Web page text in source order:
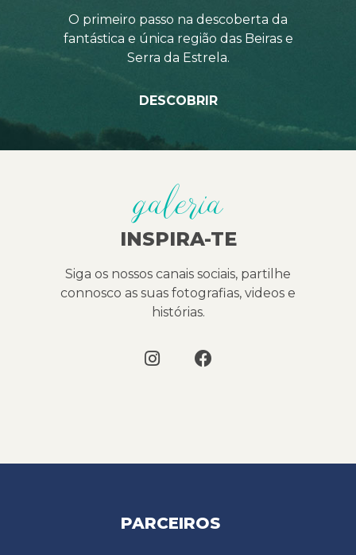
O primeiro passo na descoberta da
fantástica e única região das Beiras e
Serra da Estrela.
DESCOBRIR
galeria
INSPIRA-TE
Siga os nossos canais sociais, partilhe
connosco as suas fotografias, videos e
histórias.
PARCEIROS